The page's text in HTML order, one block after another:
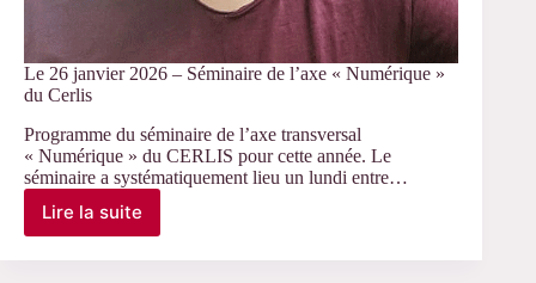
Le 26 janvier 2026 – Séminaire de l’axe « Numérique »
du Cerlis
Programme du séminaire de l’axe transversal
« Numérique » du CERLIS pour cette année. Le
séminaire a systématiquement lieu un lundi entre…
Lire la suite
Le